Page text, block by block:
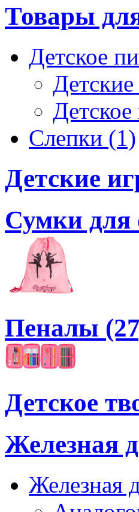
Товары
Детское
Слепки (1)
Детские
Сумки для
Пеналы
Детское
Железная
Железная